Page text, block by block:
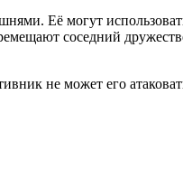
Её могут
соседний
не может его